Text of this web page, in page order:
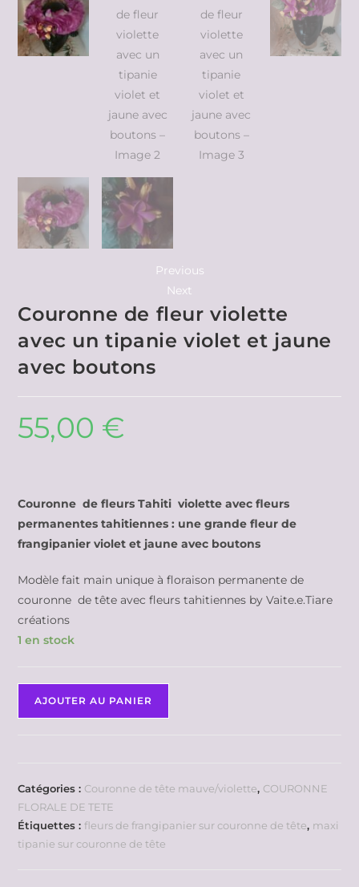
Previous
Next
Couronne de fleur violette
avec un tipanie violet et jaune
avec boutons
55,00 €
Couronne de fleurs Tahiti violette avec fleurs
permanentes tahitiennes : une grande fleur de
frangipanier violet et jaune avec boutons
Modèle fait main unique à floraison permanente de
couronne de tête avec fleurs tahitiennes by Vaite.e.Tiare
créations
1 en stock
AJOUTER AU PANIER
Catégories : Couronne de tête mauve/violette, COURONNE
FLORALE DE TETE
Étiquettes :fleurs de frangipanier sur couronne de tête, maxi
tipanie sur couronne de tête